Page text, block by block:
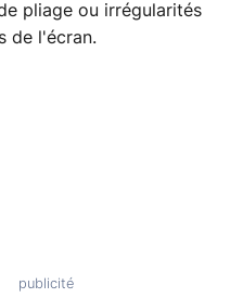
pliage ou irrégularités
de l'écran.